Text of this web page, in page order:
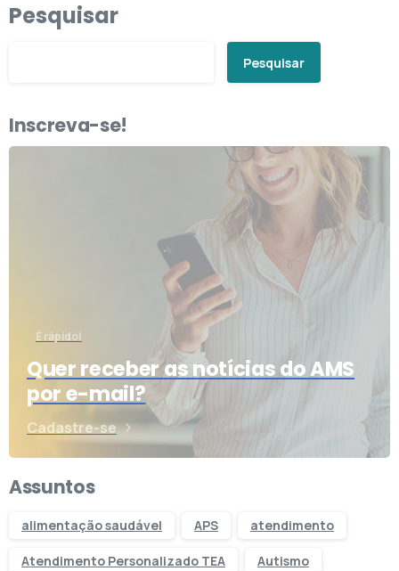
Pesquisar
Pesquisar
Inscreva-se!
É rápido!
Quer receber as notícias do AMS
por e-mail?
Cadastre-se
Assuntos
alimentação saudável APS atendimento
Atendimento Personalizado TEA Autismo